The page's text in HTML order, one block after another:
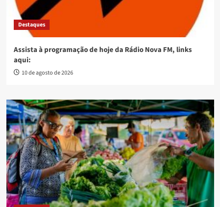
Destaques
Assista à programação de hoje da Rádio Nova FM, links
aqui:
10 de agosto de 2026